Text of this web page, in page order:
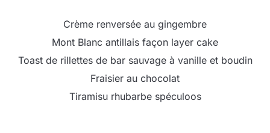
Crème renversée au gingembre
Mont Blanc antillais façon layer cake
Toast de rillettes de bar sauvage à vanille et boudin
Fraisier au chocolat
Tiramisu rhubarbe spéculoos